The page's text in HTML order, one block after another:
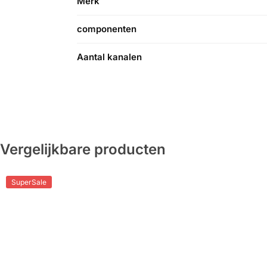
componenten
Aantal kanalen
Vergelijkbare producten
SuperSale